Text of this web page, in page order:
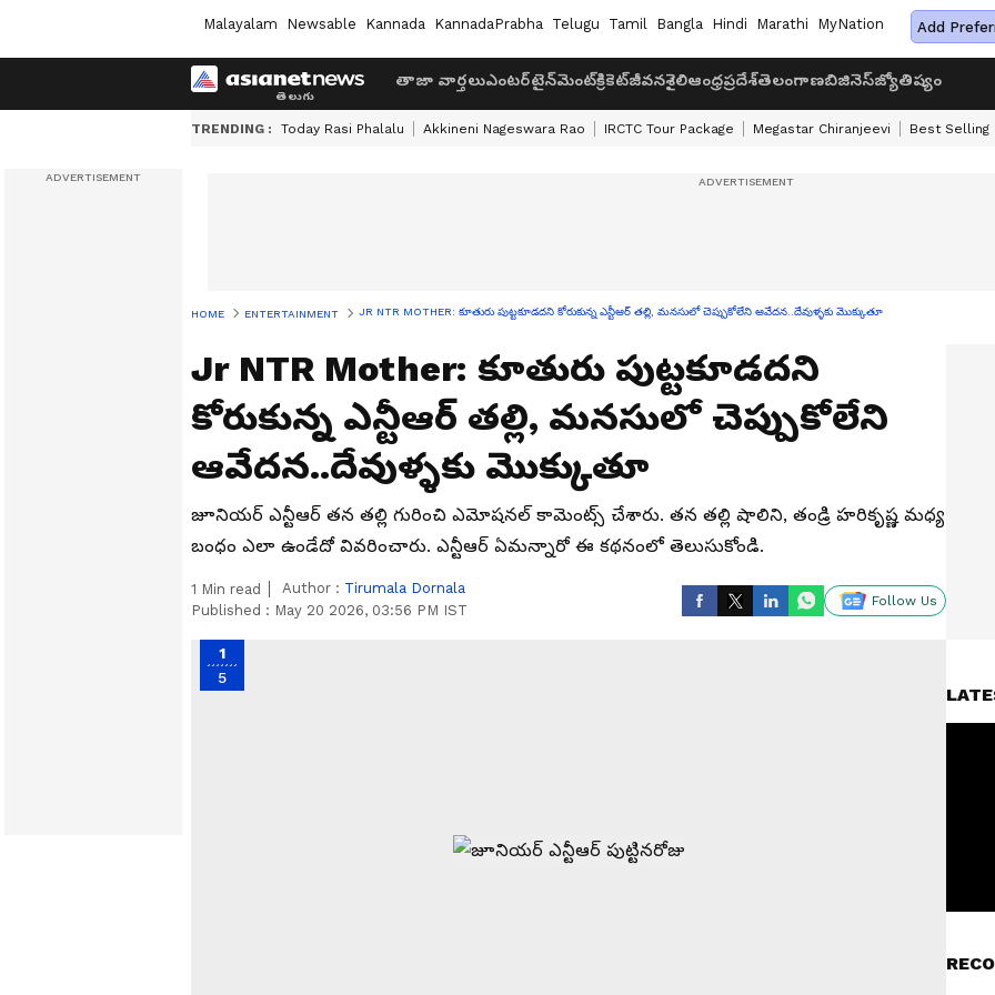
Malayalam Newsable Kannada KannadaPrabha Telugu Tamil Bangla Hindi Marathi MyNation Add
తాజా వార్తలుఎంటర్‌టైన్‌మెంట్క్రికెట్జీవనశైలిఆంధ్రప్రదేశ్తెలంగాణబిజినెస్జ్యోతిష్యం
TRENDING : Today Rasi Phalalu Akkineni Nageswara Rao IRCTC Tour Package Megastar Chiranjeevi Best Selling
HOME ENTERTAINMENT JR NTR MOTHER: కూతురు పుట్టకూడదని కోరుకున్న ఎన్టీఆర్ తల్లి, మనసులో చెప్పుకోలేని ఆవేదన..దేవుళ్ళకు మొక్కుతూ
Jr NTR Mother: కూతురు పుట్టకూడదని
కోరుకున్న ఎన్టీఆర్ తల్లి, మనసులో చెప్పుకోలేని
ఆవేదన..దేవుళ్ళకు మొక్కుతూ
జూనియర్ ఎన్టీఆర్ తన తల్లి గురించి ఎమోషనల్ కామెంట్స్ చేశారు. తన తల్లి షాలిని, తండ్రి హరికృష్ణ మధ్య
బంధం ఎలా ఉండేదో వివరించారు. ఎన్టీఆర్ ఏమన్నారో ఈ కథనంలో తెలుసుకోండి.
1 Min read Author : Tirumala Dornala
Published : May 20 2026, 03:56 PM IST
Follow Us
1
5